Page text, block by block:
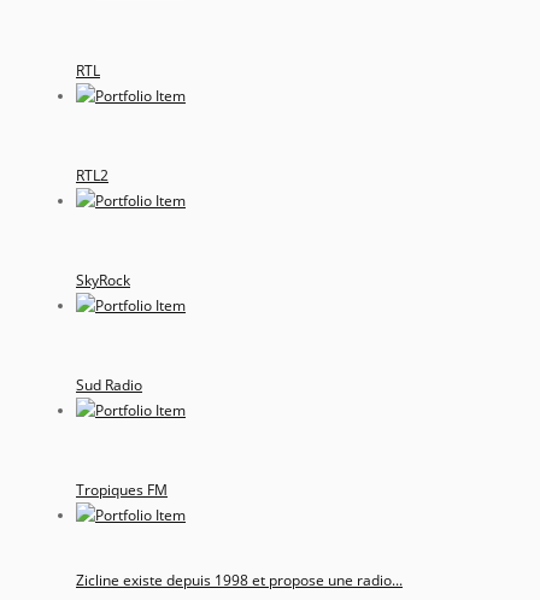
RTL
RTL2
SkyRock
Sud Radio
Tropiques FM
Zicline existe depuis 1998 et propose une radio...